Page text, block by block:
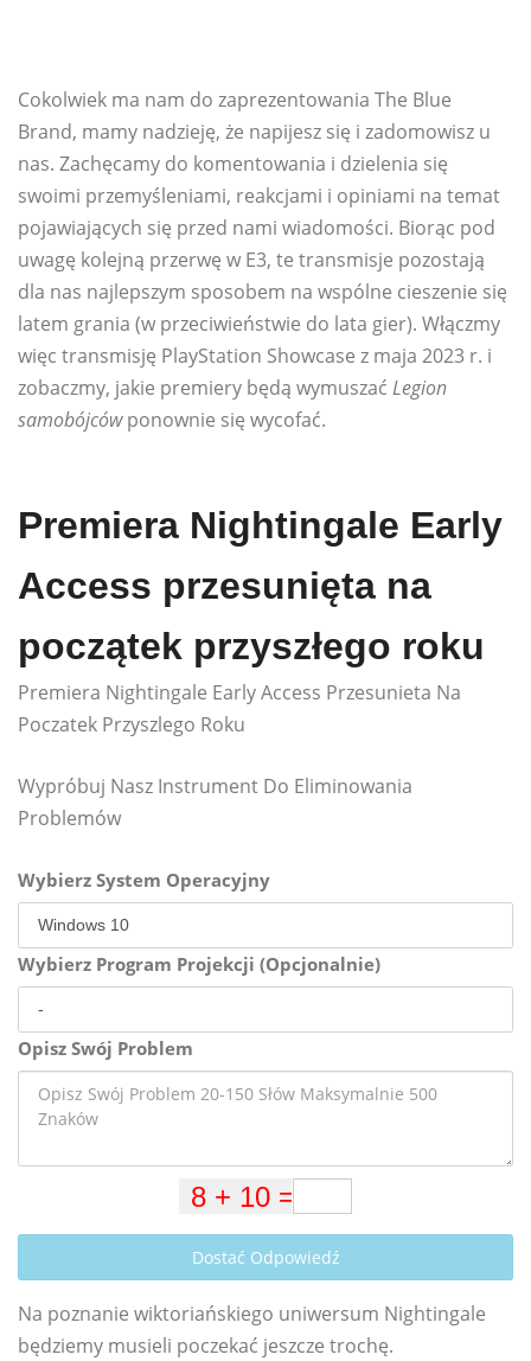
Cokolwiek ma nam do zaprezentowania The Blue
Brand, mamy nadzieję, że napijesz się i zadomowisz u
nas. Zachęcamy do komentowania i dzielenia się
swoimi przemyśleniami, reakcjami i opiniami na temat
pojawiających się przed nami wiadomości. Biorąc pod
uwagę kolejną przerwę w E3, te transmisje pozostają
dla nas najlepszym sposobem na wspólne cieszenie się
latem grania (w przeciwieństwie do lata gier). Włączmy
więc transmisję PlayStation Showcase z maja 2023 r. i
zobaczmy, jakie premiery będą wymuszać Legion
samobójcówponownie się wycofać.
Premiera Nightingale Early
Access przesunięta na
początek przyszłego roku
Premiera Nightingale Early Access Przesunieta Na
Poczatek Przyszlego Roku
Wypróbuj Nasz Instrument Do Eliminowania
Problemów
Wybierz System Operacyjny
Wybierz Program Projekcji (Opcjonalnie)
Opisz Swój Problem
Dostać Odpowiedź
Na poznanie wiktoriańskiego uniwersum Nightingale
będziemy musieli poczekać jeszcze trochę.